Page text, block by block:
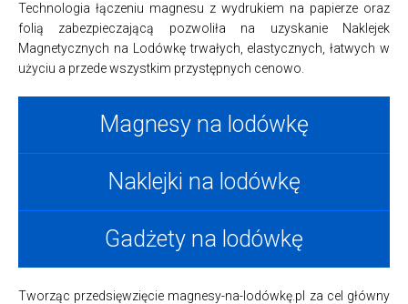
Technologia łączeniu magnesu z wydrukiem na papierze oraz
folią zabezpieczającą pozwoliła na uzyskanie Naklejek
Magnetycznych na Lodówkę trwałych, elastycznych, łatwych w
użyciu a przede wszystkim przystępnych cenowo.
Magnesy na lodówkę
Naklejki na lodówkę
Gadżety na lodówkę
Tworząc przedsięwzięcie magnesy-na-lodówkę.pl za cel główny